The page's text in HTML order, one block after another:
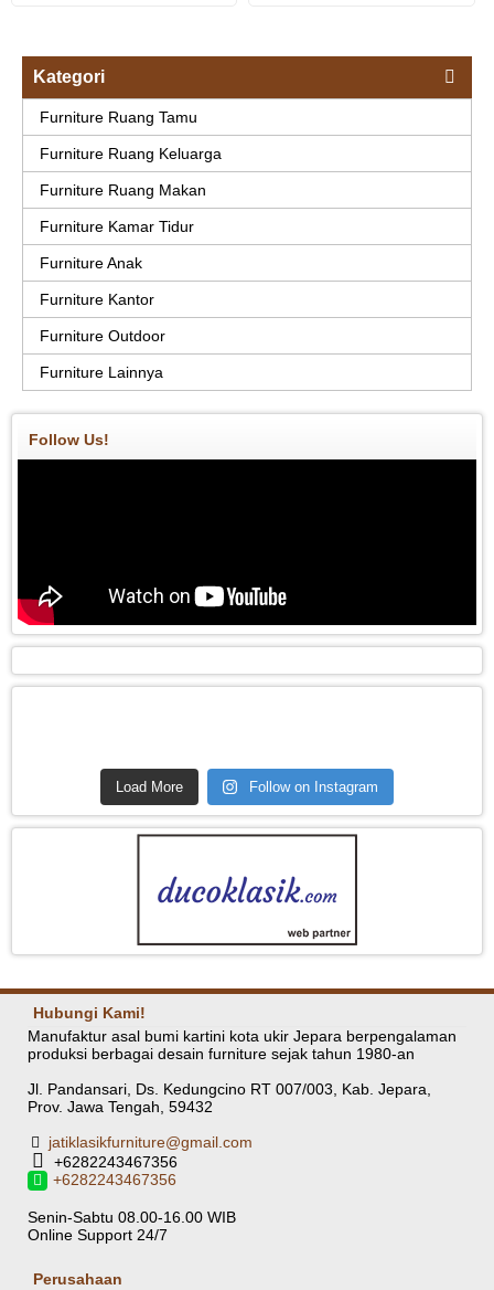
Kategori
Furniture Ruang Tamu
Furniture Ruang Keluarga
Furniture Ruang Makan
Furniture Kamar Tidur
Furniture Anak
Furniture Kantor
Furniture Outdoor
Furniture Lainnya
Follow Us!
Load More Follow on Instagram
Hubungi Kami!
Manufaktur asal bumi kartini kota ukir Jepara berpengalaman
produksi berbagai desain furniture sejak tahun 1980-an
Jl. Pandansari, Ds. Kedungcino RT 007/003, Kab. Jepara,
Prov. Jawa Tengah, 59432
jatiklasikfurniture@gmail.com
+6282243467356
+6282243467356
Senin-Sabtu 08.00-16.00 WIB
Online Support 24/7
Perusahaan